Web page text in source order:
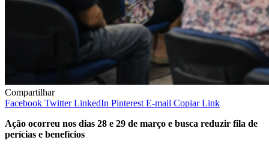
Compartilhar
Facebook Twitter LinkedIn Pinterest E-mail Copiar Link
Ação ocorreu nos dias 28 e 29 de março e busca reduzir fila de
perícias e benefícios